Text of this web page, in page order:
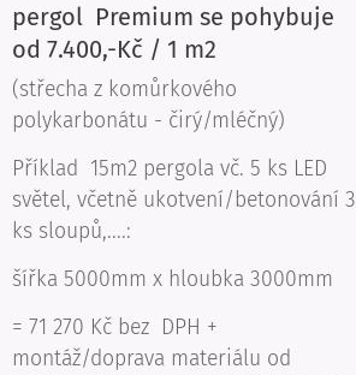
pergol Premium se pohybuje
od 7.400,-Kč / 1 m2
(střecha z komůrkového
polykarbonátu - čirý/mléčný)
Příklad 15m2 pergola vč. 5 ks LED
světel, včetně ukotvení/betonování 3
ks sloupů,....:
šířka 5000mm x hloubka 3000mm
= 71 270 Kč bez DPH +
montáž/doprava materiálu od